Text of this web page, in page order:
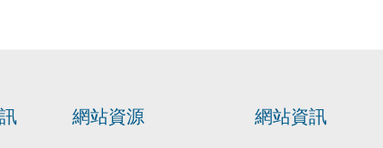
網站資源 網站資訊